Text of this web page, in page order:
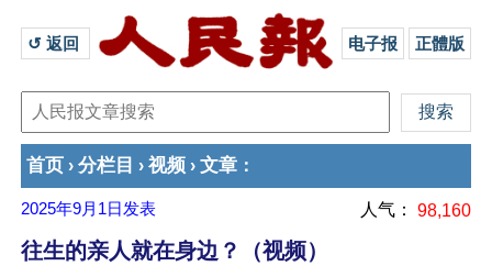
↺ 返回 电子报 正體版
首页 › 分栏目 › 视频 › 文章 ：
2025年9月1日 发表 人气： 98,160
往生的亲人就在身边？（视频）